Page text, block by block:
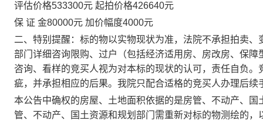
评估价格533300元 起拍价格426640元
保 证 金80000元 加价幅度4000元
二、特别提醒： 标的物以实物现状为准，法院不承担拍卖
部门详细咨询限购、过户（包括经济适用房、房改房、保
咨询、看样的竞买人视为对本标的现状的认可，责任自负
疵，并承担相应的后果。我院只配合适格的竞买人办理后续
本公告中确权的房屋、土地面积依据的是房管、不动产、
管、不动产、国土资源和规划部门需重新对标的物测绘的